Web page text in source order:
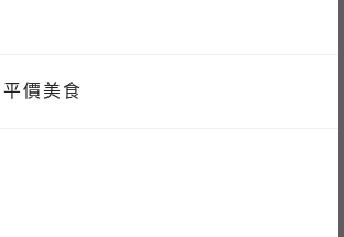
價美食